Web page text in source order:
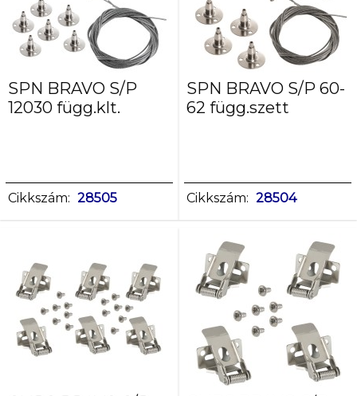
SPN BRAVO S/P
12030 függ.klt.
Cikkszám: 28505
SPN BRAVO S/P 60-
62 függ.szett
Cikkszám: 28504